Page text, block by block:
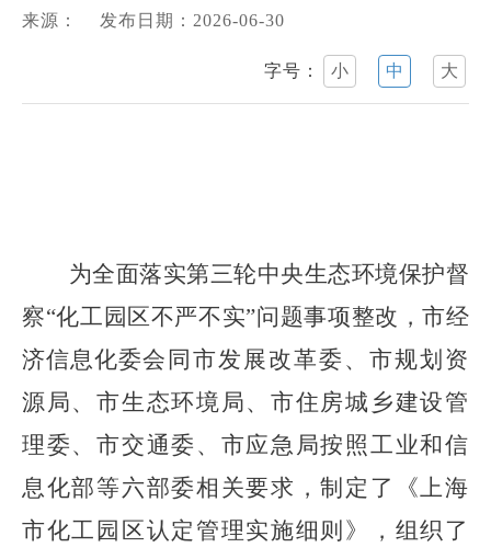
来源： 发布日期：2026-06-30
字号：小 中 大
为全面落实第三轮中央生态环境保护督
察“化工园区不严不实”问题事项整改，市经
济信息化委会同 市发展改革委、市规划资
源局、市生态环境局、市住房城乡建设管
理委、市交通委、市应急局按照工业和信
息化部等六部委相关要求，制定 了
《上海
市化工园区认定管理实施细则》
， 组织了